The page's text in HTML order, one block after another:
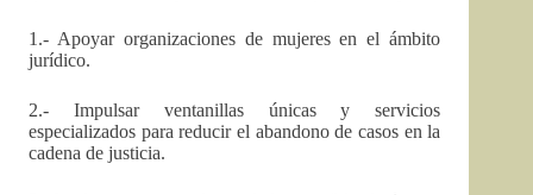
1.- Apoyar organizaciones de mujeres en el ámbito
jurídico.
2.- Impulsar ventanillas únicas y servicios
especializados para reducir el abandono de casos en la
cadena de justicia.